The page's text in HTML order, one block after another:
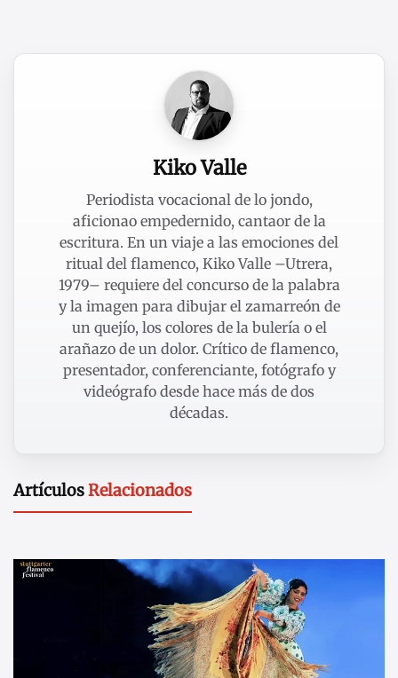
Kiko Valle
Periodista vocacional de lo jondo,
aficionao empedernido, cantaor de la
escritura. En un viaje a las emociones del
ritual del flamenco, Kiko Valle –Utrera,
1979– requiere del concurso de la palabra
y la imagen para dibujar el zamarreón de
un quejío, los colores de la bulería o el
arañazo de un dolor. Crítico de flamenco,
presentador, conferenciante, fotógrafo y
videógrafo desde hace más de dos
décadas.
ArtículosRelacionados